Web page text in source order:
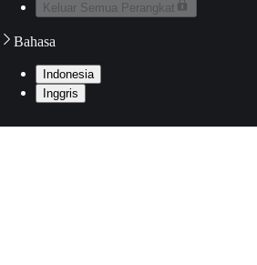
Keluar Semua Perangkat
Bahasa
Indonesia
Inggris